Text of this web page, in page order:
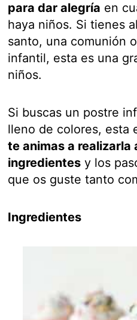
para dar alegría en
haya niños. Si tienes
santo, una comunión
infantil, esta es una
niños.
Si buscas un postre
lleno de colores, esta
te animas a realizarla
ingredientes y los
que os guste tanto
Ingredientes